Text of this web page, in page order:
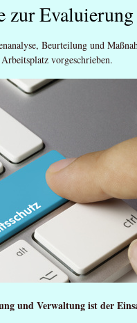
zur
Beurteilung und
vorgeschrieben.
und Verwaltung ist der